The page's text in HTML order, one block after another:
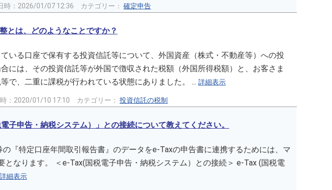
時：2026/01/07 12:36 カテゴリー： 確定申告
とは、どのようなことですか？
いる口座で保有する投資信託等について、外国資産（株式・不動産等）への投
には、その投資信託等が外国で徴収された税額（外国所得税額）と、お客さま
で、二重に課税が行われている状態にありました。 ... 詳細表示
：2020/01/10 17:10 カテゴリー： 投資信託の税制
申告・納税システム）」との接続について教えてください。
『特定口座年間取引報告書』のデータをe-Taxの申告書に連携するためには、マ
となります。 ＜e-Tax(国税電子申告・納税システム）との接続＞ e-Tax (国税電
詳細表示